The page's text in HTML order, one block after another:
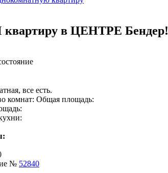
в ЦЕНТРЕ Бендер!
все есть.
комнат: Общая площадь:
№ 52840